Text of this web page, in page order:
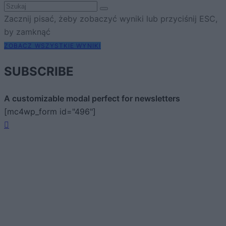
Zacznij pisać, żeby zobaczyć wyniki lub przyciśnij ESC,
by zamknąć
ZOBACZ WSZYSTKIE WYNIKI
SUBSCRIBE
A customizable modal perfect for newsletters
[mc4wp_form id="496"]